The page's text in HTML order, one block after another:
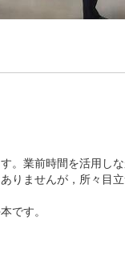
。業前時間を活用しな
りませんが，所々目
です。